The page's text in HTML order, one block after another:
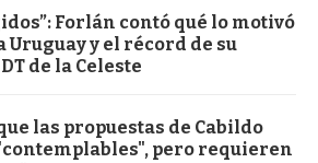
Forlán contó qué lo motivó
y el récord de su
de la Celeste
las propuestas de Cabildo
pero requieren